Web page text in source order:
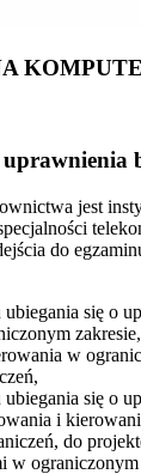
jest
do
się o
w
się o
i
do
w ograniczonym